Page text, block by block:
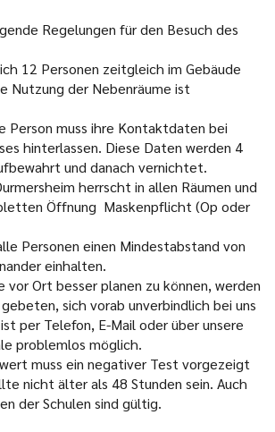
Regelungen für den Besuch des
12 Personen zeitgleich im Gebäude
Nutzung der Nebenräume ist
Person muss ihre Kontaktdaten bei
hinterlassen. Diese Daten werden 4
und danach vernichtet.
herrscht in allen Räumen und
Öffnung Maskenpflicht (Op oder
Personen einen Mindestabstand von
einhalten.
vor Ort besser planen zu können, werden
sich vorab unverbindlich bei uns
per Telefon, E-Mail oder über unsere
problemlos möglich.
muss ein negativer Test vorgezeigt
nicht älter als 48 Stunden sein. Auch
der Schulen sind gültig.